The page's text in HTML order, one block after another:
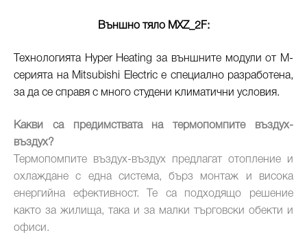
Външно тяло MXZ_2F:
Технологията Hyper Heating за външните модули от M-
серията на Mitsubishi Electric е специално разработена,
за да се справя с много студени климатични условия.
Какви са предимствата на термопомпите въздух-
въздух?
Термопомпите въздух-въздух предлагат отопление и
охлаждане с една система, бърз монтаж и висока
енергийна ефективност. Те са подходящо решение
както за жилища, така и за малки търговски обекти и
офиси.